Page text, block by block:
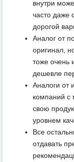
внутри
часто даже
дорогой
Аналог от
оригинал,
тоже очень
дешевле
Аналоги от
компаний с
свою
уровнем
Все
отдавать